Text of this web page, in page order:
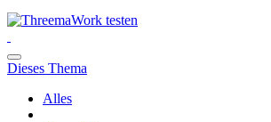
Dieses Thema
Alles